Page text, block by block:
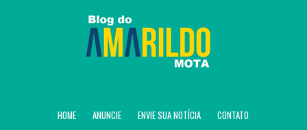
HOME ANUNCIE ENVIE SUA NOTÍCIA CONTATO